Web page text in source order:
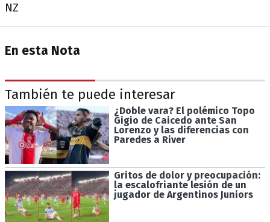
NZ
En esta Nota
También te puede interesar
¿Doble vara? El polémico Topo
Gigio de Caicedo ante San
Lorenzo y las diferencias con
Paredes a River
Gritos de dolor y preocupación:
la escalofriante lesión de un
jugador de Argentinos Juniors